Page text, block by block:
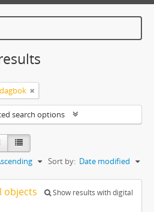
search options
Sort by: Date modified
objects
Show results with digital